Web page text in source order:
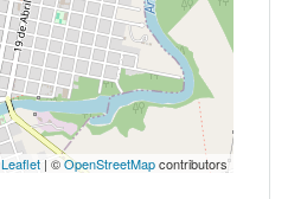
Leaflet | ©OpenStreetMapcontributors